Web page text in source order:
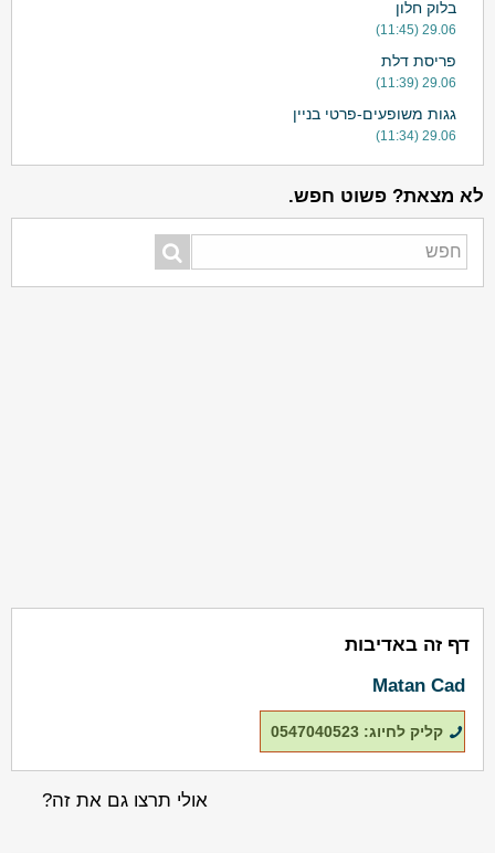
בלוק חלון
29.06 (11:45)
פריסת דלת
29.06 (11:39)
גגות משופעים-פרטי בניין
29.06 (11:34)
לא מצאת? פשוט חפש.
דף זה באדיבות
Matan Cad
קליק לחיוג: 0547040523
אולי תרצו גם את זה?